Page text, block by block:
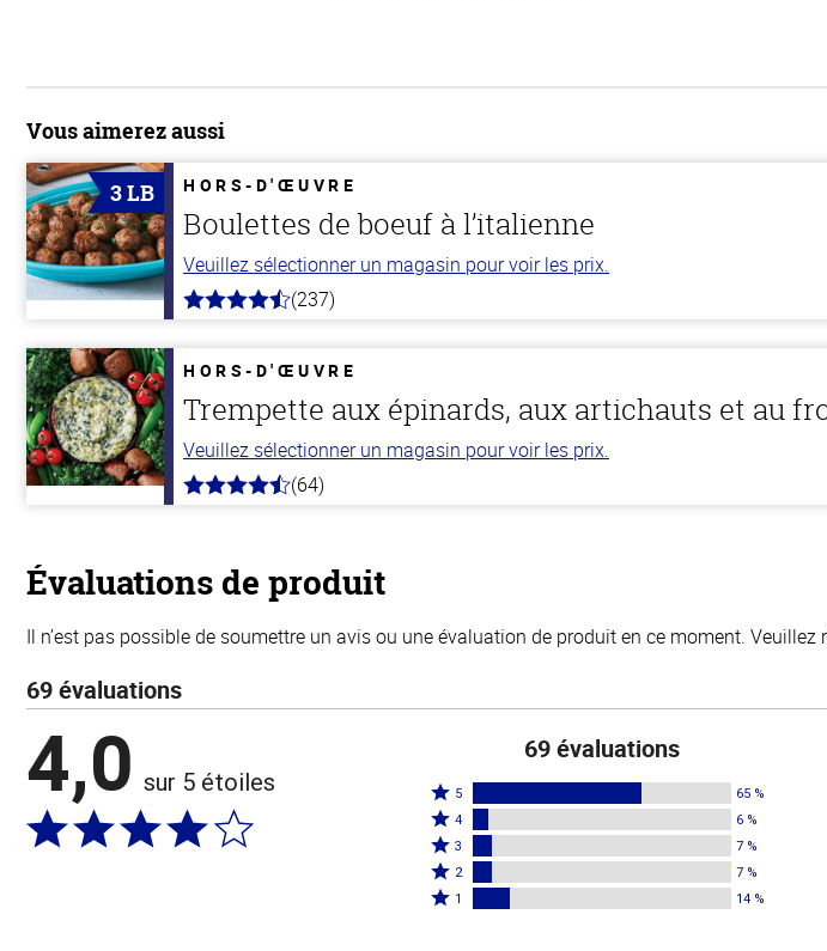
Vous aimerez aussi
3 LB HORS-D'ŒUVRE
Boulettes de boeuf à l’italienne
Veuillez sélectionner un magasin pour voir les prix.
4.6
5
stars
(237)
HORS-D'ŒUVRE
Trempette aux épinards, aux artichauts et au
Veuillez sélectionner un magasin pour voir les prix.
4.4
(64)
Évaluations de produit
Il n’est pas possible de soumettre un avis ou une évaluation de produit en ce moment. Veuillez
69 évaluations
4,0 sur 5 étoiles
69 évaluations
Coté
5
étoiles
par
65 %
5 65 %
Coté
4
étoiles
par
4 6 %
Coté
3
étoiles
3 7 %
Coté
2
2 7 %
Coté1 14 %